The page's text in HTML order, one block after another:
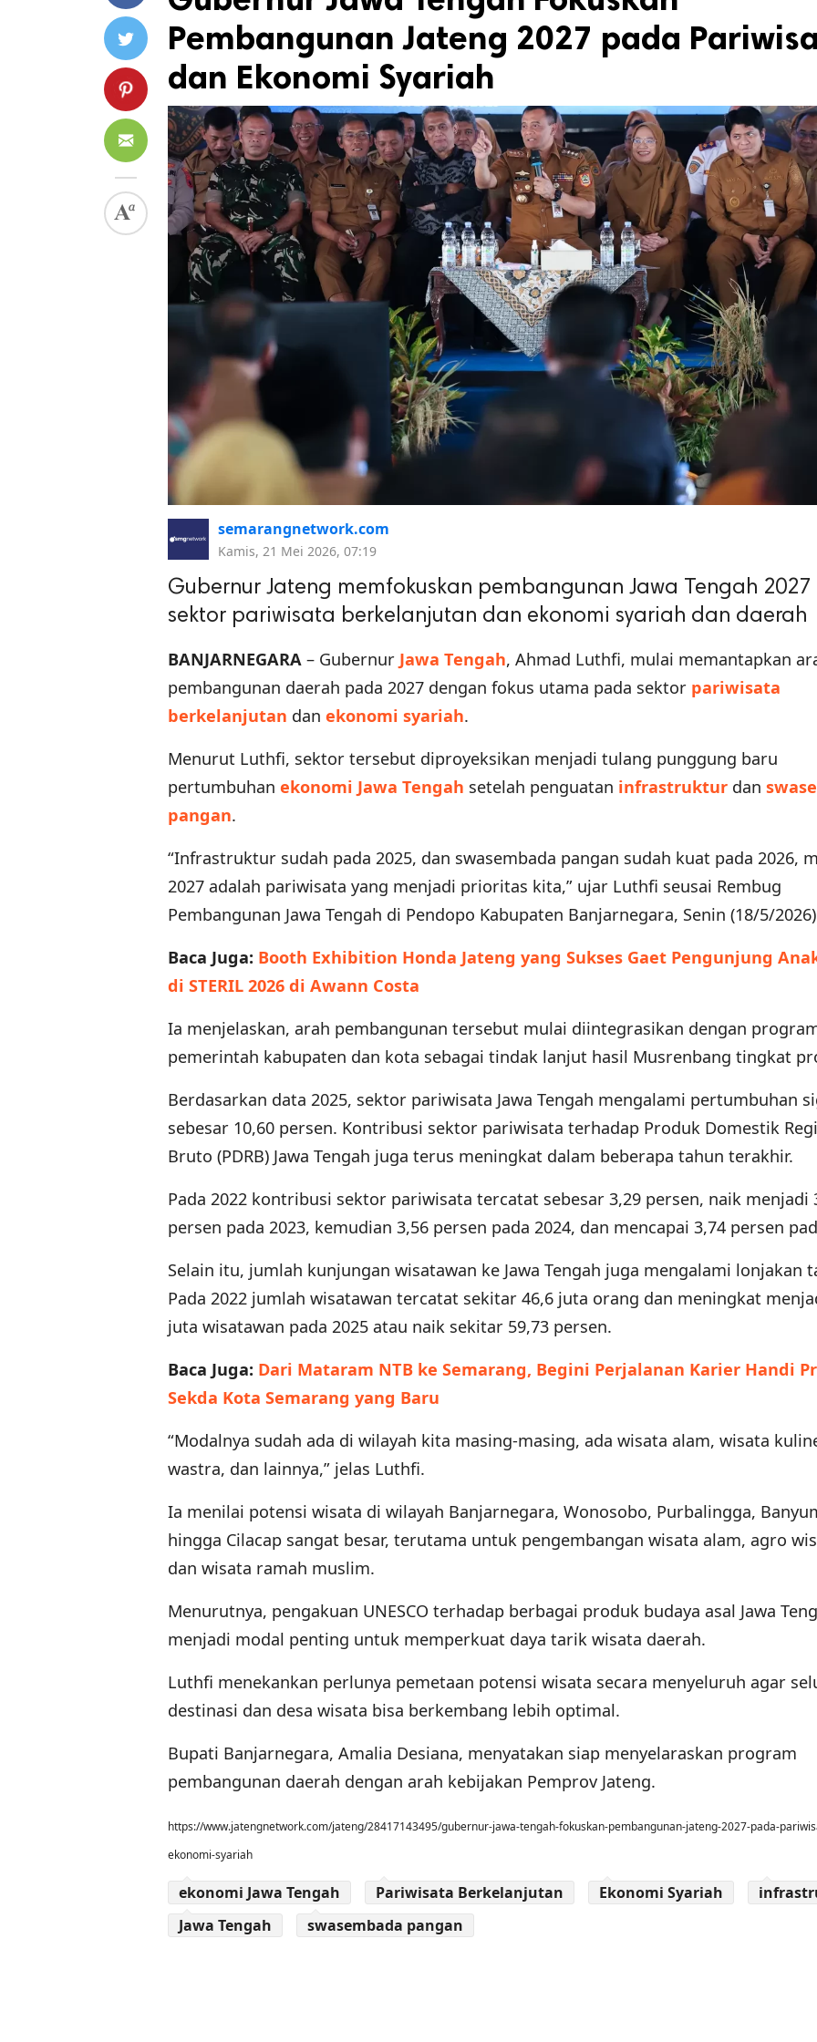
Pembangunan Jateng 2027 pada
dan Ekonomi Syariah
semarangnetwork.com
Kamis, 21 Mei 2026, 07:19
Gubernur Jateng memfokuskan pembangunan Jawa Tengah
sektor pariwisata berkelanjutan dan ekonomi syariah dan daerah
BANJARNEGARA – Gubernur Jawa Tengah, Ahmad Luthfi, mulai memantapkan
pembangunan daerah pada 2027 dengan fokus utama pada sektor pariwisata
berkelanjutan dan ekonomi syariah.
Menurut Luthfi, sektor tersebut diproyeksikan menjadi tulang punggung baru
pertumbuhan ekonomi Jawa Tengah setelah penguatan infrastruktur dan
pangan.
“Infrastruktur sudah pada 2025, dan swasembada pangan sudah kuat pada 2026,
2027 adalah pariwisata yang menjadi prioritas kita,” ujar Luthfi seusai Rembug
Pembangunan Jawa Tengah di Pendopo Kabupaten Banjarnegara, Senin (18/5/
Baca Juga: Booth Exhibition Honda Jateng yang Sukses Gaet Pengunjung
di STERIL 2026 di Awann Costa
Ia menjelaskan, arah pembangunan tersebut mulai diintegrasikan dengan
pemerintah kabupaten dan kota sebagai tindak lanjut hasil Musrenbang tingkat
Berdasarkan data 2025, sektor pariwisata Jawa Tengah mengalami pertumbuhan
sebesar 10,60 persen. Kontribusi sektor pariwisata terhadap Produk Domestik
Bruto (PDRB) Jawa Tengah juga terus meningkat dalam beberapa tahun terakhir.
Pada 2022 kontribusi sektor pariwisata tercatat sebesar 3,29 persen, naik menjadi
persen pada 2023, kemudian 3,56 persen pada 2024, dan mencapai 3,74 persen
Selain itu, jumlah kunjungan wisatawan ke Jawa Tengah juga mengalami lonjakan
Pada 2022 jumlah wisatawan tercatat sekitar 46,6 juta orang dan meningkat
juta wisatawan pada 2025 atau naik sekitar 59,73 persen.
Baca Juga: Dari Mataram NTB ke Semarang, Begini Perjalanan Karier Handi
Sekda Kota Semarang yang Baru
“Modalnya sudah ada di wilayah kita masing-masing, ada wisata alam, wisata
wastra, dan lainnya,” jelas Luthfi.
Ia menilai potensi wisata di wilayah Banjarnegara, Wonosobo, Purbalingga,
hingga Cilacap sangat besar, terutama untuk pengembangan wisata alam, agro
dan wisata ramah muslim.
Menurutnya, pengakuan UNESCO terhadap berbagai produk budaya asal Jawa
menjadi modal penting untuk memperkuat daya tarik wisata daerah.
Luthfi menekankan perlunya pemetaan potensi wisata secara menyeluruh agar
destinasi dan desa wisata bisa berkembang lebih optimal.
Bupati Banjarnegara, Amalia Desiana, menyatakan siap menyelaraskan program
pembangunan daerah dengan arah kebijakan Pemprov Jateng.
https://www.jatengnetwork.com/jateng/28417143495/gubernur-jawa-tengah-fokuskan-pembangunan-jateng-2027-pada-
ekonomi-syariah
ekonomi Jawa Tengah Pariwisata Berkelanjutan Ekonomi Syariah
Jawa Tengah
swasembada pangan